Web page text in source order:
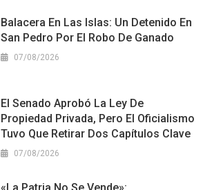
Balacera En Las Islas: Un Detenido En
San Pedro Por El Robo De Ganado
07/08/2026
El Senado Aprobó La Ley De
Propiedad Privada, Pero El Oficialismo
Tuvo Que Retirar Dos Capítulos Clave
07/08/2026